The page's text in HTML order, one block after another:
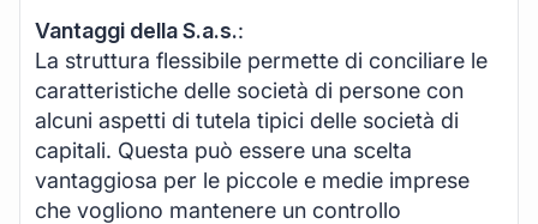
Vantaggi della S.a.s.:
La struttura flessibile permette di conciliare le
caratteristiche delle società di persone con
alcuni aspetti di tutela tipici delle società di
capitali. Questa può essere una scelta
vantaggiosa per le piccole e medie imprese
che vogliono mantenere un controllo